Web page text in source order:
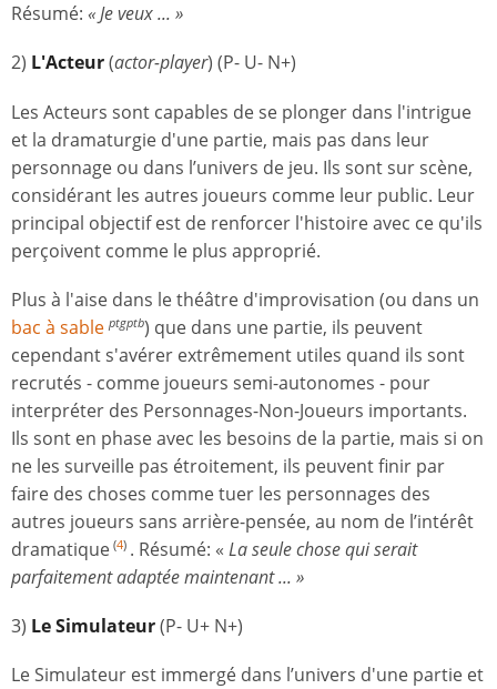
Résumé: « Je veux ... »
2) L'Acteur(actor-player) (P- U- N+)
Les Acteurs sont capables de se plonger dans l'intrigue
et la dramaturgie d'une partie, mais pas dans leur
personnage ou dans l’univers de jeu. Ils sont sur scène,
considérant les autres joueurs comme leur public. Leur
principal objectif est de renforcer l'histoire avec ce qu'ils
perçoivent comme le plus approprié.
Plus à l'aise dans le théâtre d'improvisation (ou dans un
bac à sable ptgptb) que dans une partie, ils peuvent
cependant s'avérer extrêmement utiles quand ils sont
recrutés - comme joueurs semi-autonomes - pour
interpréter des Personnages-Non-Joueurs importants.
Ils sont en phase avec les besoins de la partie, mais si on
ne les surveille pas étroitement, ils peuvent finir par
faire des choses comme tuer les personnages des
autres joueurs sans arrière-pensée, au nom de l’intérêt
dramatique (4) . Résumé: « La seule chose qui serait
parfaitement adaptée maintenant ... »
3) Le Simulateur(P- U+ N+)
Le Simulateur est immergé dans l’univers d'une partie et